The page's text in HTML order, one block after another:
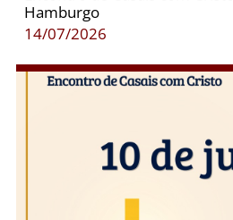
Hamburgo
14/07/2026